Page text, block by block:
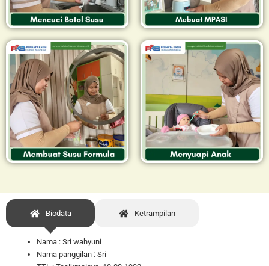
Biodata Ketrampilan
Nama : Sri wahyuni
Nama panggilan : Sri